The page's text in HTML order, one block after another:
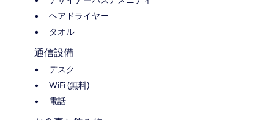
ヘアドライヤー
タオル
通信設備
デスク
WiFi (無料)
電話